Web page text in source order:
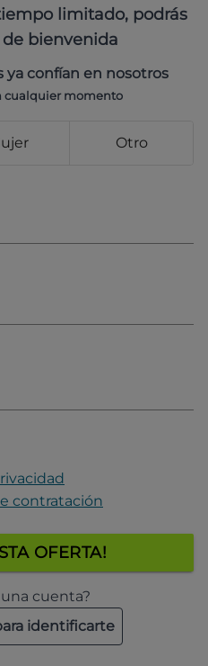
limitado, podrás
bienvenida
ya confían en nosotros
cualquier momento
Otro
contratación
OFERTA!
cuenta?
identificarte